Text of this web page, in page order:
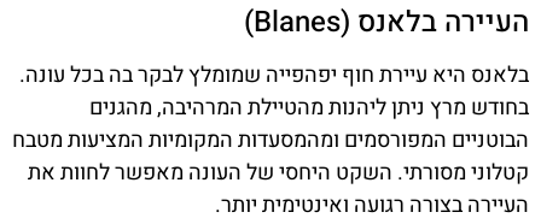
העיירה בלאנס (Blanes)
בלאנס היא עיירת חוף יפהפייה שמומלץ לבקר בה בכל עונה.
בחודש מרץ ניתן ליהנות מהטיילת המרהיבה, מהגנים
הבוטניים המפורסמים ומהמסעדות המקומיות המציעות מטבח
קטלוני מסורתי. השקט היחסי של העונה מאפשר לחוות את
העיירה בצורה רגועה ואינטימית יותר.